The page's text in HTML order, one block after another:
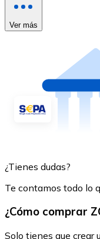
Ver más
¿Tienes dudas?
Te contamos todo lo
¿Cómo comprar
Solo tienes que crear